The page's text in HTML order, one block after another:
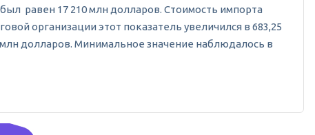
равен 17 210 млн долларов. Стоимость импорта
организации этот показатель увеличился в 683,25
долларов. Минимальное значение наблюдалось в